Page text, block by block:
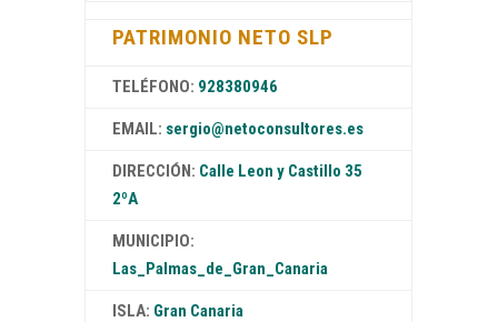
PATRIMONIO NETO SLP
TELÉFONO: 928380946
EMAIL: sergio@netoconsultores.es
DIRECCIÓN: Calle Leon y Castillo 35
2ºA
MUNICIPIO:
Las_Palmas_de_Gran_Canaria
ISLA: Gran Canaria